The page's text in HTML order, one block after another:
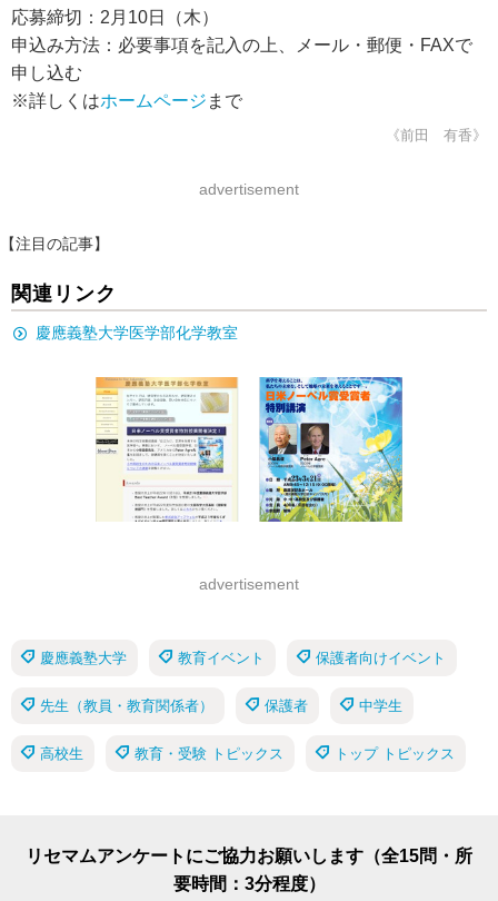
応募締切：2月10日（木）
申込み方法：必要事項を記入の上、メール・郵便・FAXで
申し込む
※詳しくはホームページ まで
《前田 有香》
advertisement
【注目の記事】
関連リンク
慶應義塾大学医学部化学教室
advertisement
慶應義塾大学 教育イベント 保護者向けイベント
先生（教員・教育関係者） 保護者 中学生
高校生 教育・受験 トピックス トップ トピックス
リセマムアンケートにご協力お願いします（全15問・所
要時間：3分程度）